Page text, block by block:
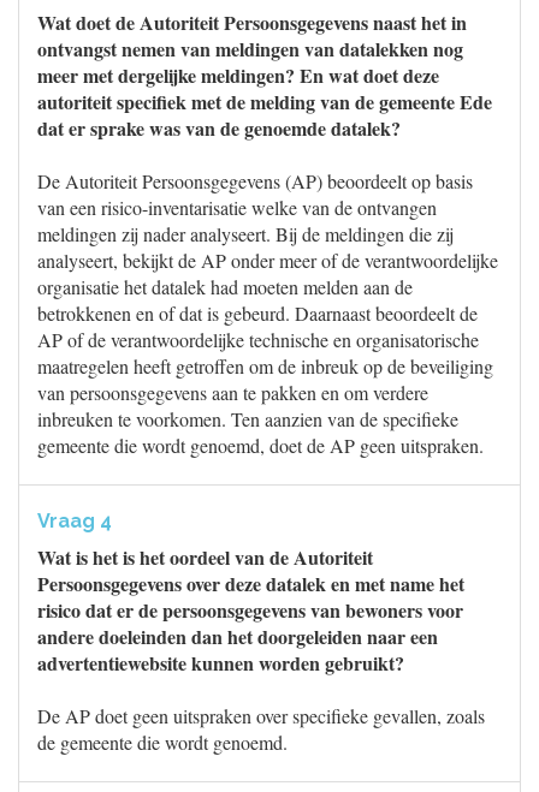
Wat doet de Autoriteit Persoonsgegevens naast het in
ontvangst nemen van meldingen van datalekken nog
meer met dergelijke meldingen? En wat doet deze
autoriteit specifiek met de melding van de gemeente Ede
dat er sprake was van de genoemde datalek?
De Autoriteit Persoonsgegevens (AP) beoordeelt op basis
van een risico-inventarisatie welke van de ontvangen
meldingen zij nader analyseert. Bij de meldingen die zij
analyseert, bekijkt de AP onder meer of de verantwoordelijke
organisatie het datalek had moeten melden aan de
betrokkenen en of dat is gebeurd. Daarnaast beoordeelt de
AP of de verantwoordelijke technische en organisatorische
maatregelen heeft getroffen om de inbreuk op de beveiliging
van persoonsgegevens aan te pakken en om verdere
inbreuken te voorkomen. Ten aanzien van de specifieke
gemeente die wordt genoemd, doet de AP geen uitspraken.
Vraag 4
Wat is het is het oordeel van de Autoriteit
Persoonsgegevens over deze datalek en met name het
risico dat er de persoonsgegevens van bewoners voor
andere doeleinden dan het doorgeleiden naar een
advertentiewebsite kunnen worden gebruikt?
De AP doet geen uitspraken over specifieke gevallen, zoals
de gemeente die wordt genoemd.